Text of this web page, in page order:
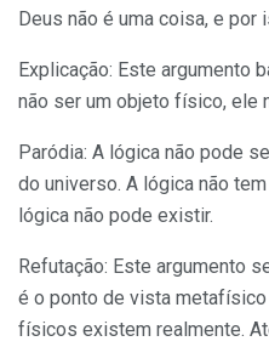
Deus não é uma coisa, e por
Explicação: Este argumento
não ser um objeto físico, ele
Paródia: A lógica não pode
do universo. A lógica não
lógica não pode existir.
Refutação: Este argumento
é o ponto de vista
físicos existem realmente.